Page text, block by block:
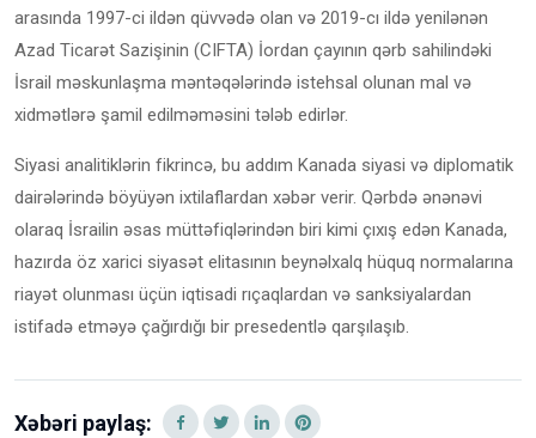
arasında 1997-ci ildən qüvvədə olan və 2019-cı ildə yenilənən
Azad Ticarət Sazişinin (CIFTA) İordan çayının qərb sahilindəki
İsrail məskunlaşma məntəqələrində istehsal olunan mal və
xidmətlərə şamil edilməməsini tələb edirlər.
Siyasi analitiklərin fikrincə, bu addım Kanada siyasi və diplomatik
dairələrində böyüyən ixtilaflardan xəbər verir. Qərbdə ənənəvi
olaraq İsrailin əsas müttəfiqlərindən biri kimi çıxış edən Kanada,
hazırda öz xarici siyasət elitasının beynəlxalq hüquq normalarına
riayət olunması üçün iqtisadi rıçaqlardan və sanksiyalardan
istifadə etməyə çağırdığı bir presedentlə qarşılaşıb.
Xəbəri paylaş: